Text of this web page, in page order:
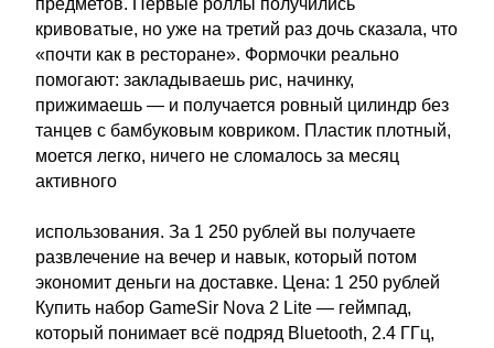
предметов. Первые роллы получились
кривоватые, но уже на третий раз дочь сказала, что
«почти как в ресторане». Формочки реально
помогают: закладываешь рис, начинку,
прижимаешь — и получается ровный цилиндр без
танцев с бамбуковым ковриком. Пластик плотный,
моется легко, ничего не сломалось за месяц
активного
использования. За 1 250 рублей вы получаете
развлечение на вечер и навык, который потом
экономит деньги на доставке. Цена: 1 250 рублей
Купить набор GameSir Nova 2 Lite — геймпад,
который понимает всё подряд Bluetooth, 2.4 ГГц,